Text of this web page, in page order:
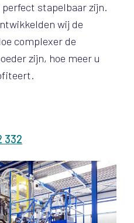
stapelbaar zijn.
wij de
complexer de
zijn, hoe meer u
332